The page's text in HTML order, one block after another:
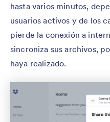
hasta varios minutos,
usuarios activos y de los
pierde la conexión a
sincroniza sus archivos,
haya realizado.